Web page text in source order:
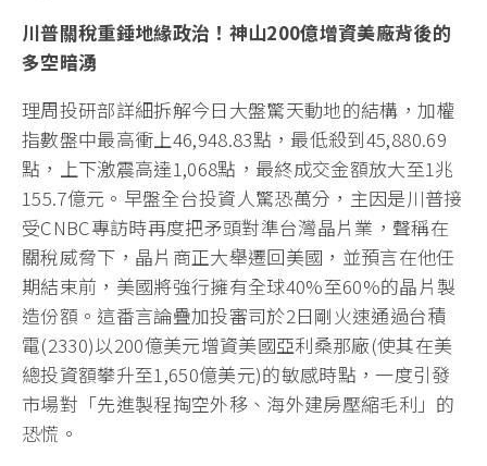
川普關稅重錘地緣政治！神山200億增資美廠背後的
多空暗湧
理周投研部詳細拆解今日大盤驚天動地的結構，加權
指數盤中最高衝上46,948.83點，最低殺到45,880.69
點，上下激震高達1,068點，最終成交金額放大至1兆
155.7億元。早盤全台投資人驚恐萬分，主因是川普接
受CNBC專訪時再度把矛頭對準台灣晶片業，聲稱在
關稅威脅下，晶片商正大舉遷回美國，並預言在他任
期結束前，美國將強行擁有全球40%至60%的晶片製
造份額。這番言論疊加投審司於2日剛火速通過台積
電(2330)以200億美元增資美國亞利桑那廠(使其在美
總投資額攀升至1,650億美元)的敏感時點，一度引發
市場對「先進製程掏空外移、海外建房壓縮毛利」的
恐慌。